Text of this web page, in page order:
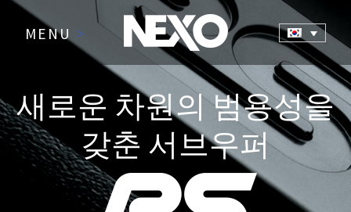
MENU >
새로운 차원의 범용성을
갖춘 서브우퍼